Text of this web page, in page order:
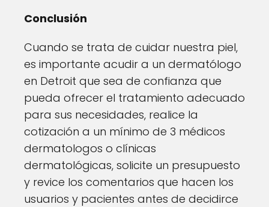
Conclusión
Cuando se trata de cuidar nuestra piel,
es importante acudir a un dermatólogo
en Detroit que sea de confianza que
pueda ofrecer el tratamiento adecuado
para sus necesidades, realice la
cotización a un mínimo de 3 médicos
dermatologos o clínicas
dermatológicas, solicite un presupuesto
y revice los comentarios que hacen los
usuarios y pacientes antes de decidirce